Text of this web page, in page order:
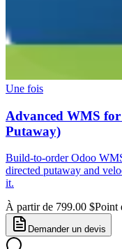
Une fois
Advanced WMS
Putaway)
Build-to-order Odoo
directed putaway and
it.
À partir de 799.00 $Point
Demander un devis